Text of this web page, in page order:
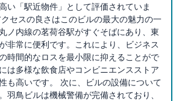
い「駅近物件」として評価されていま
セスの良さはこのビルの最大の魅力の一
ノ内線の茗荷谷駅がすぐそばにあり、東
非常に便利です。これにより、ビジネス
時間的なロスを最小限に抑えることがで
は多様な飲食店やコンビニエンスストア
も高いです。 次に、ビルの設備について
羽鳥ビルは機械警備が完備されており、